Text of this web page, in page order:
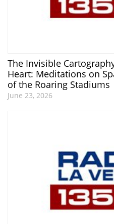
The Invisible
Heart: Meditations on
of the Roaring Stadiums
June 23, 2026